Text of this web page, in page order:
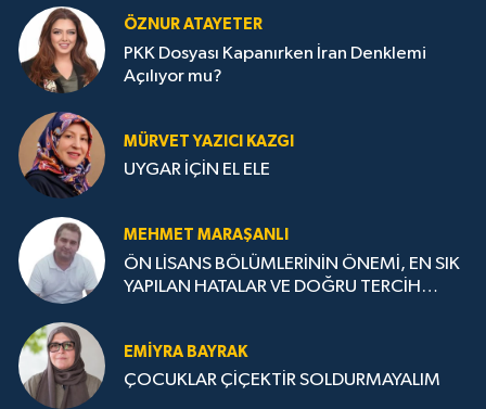
ÖZNUR ATAYETER
PKK Dosyası Kapanırken İran Denklemi
Açılıyor mu?
MÜRVET YAZICI KAZGI
UYGAR İÇİN EL ELE
MEHMET MARAŞANLI
ÖN LİSANS BÖLÜMLERİNİN ÖNEMİ, EN SIK
YAPILAN HATALAR VE DOĞRU TERCİH
EMIYRA BAYRAK
ÇOCUKLAR ÇİÇEKTİR SOLDURMAYALIM